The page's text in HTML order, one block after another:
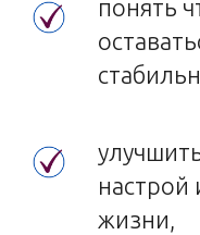
понять
настрой
жизни,